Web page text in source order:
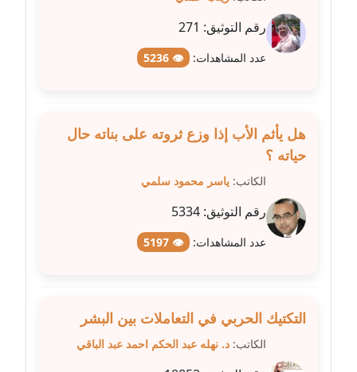
عاملة
مدونة سماح حامد
مدونة سمر ابراهيم
عاملة
مدونة سمير حماد
مدونة سهام كمال
عاملة
رقم التوثيق: 271
عدد المشاهدات: 👁 5236
هل يأثم الأب إذا وزع ثروته على بناته حال
حياته ؟
الكاتب: ياسر محمود سلمي
رقم التوثيق: 5334
عدد المشاهدات: 👁 5197
التكتيك الحربي في التعاملات بين البشر
الكاتب: د. نهله عبد الحكم احمد عبد الباقي